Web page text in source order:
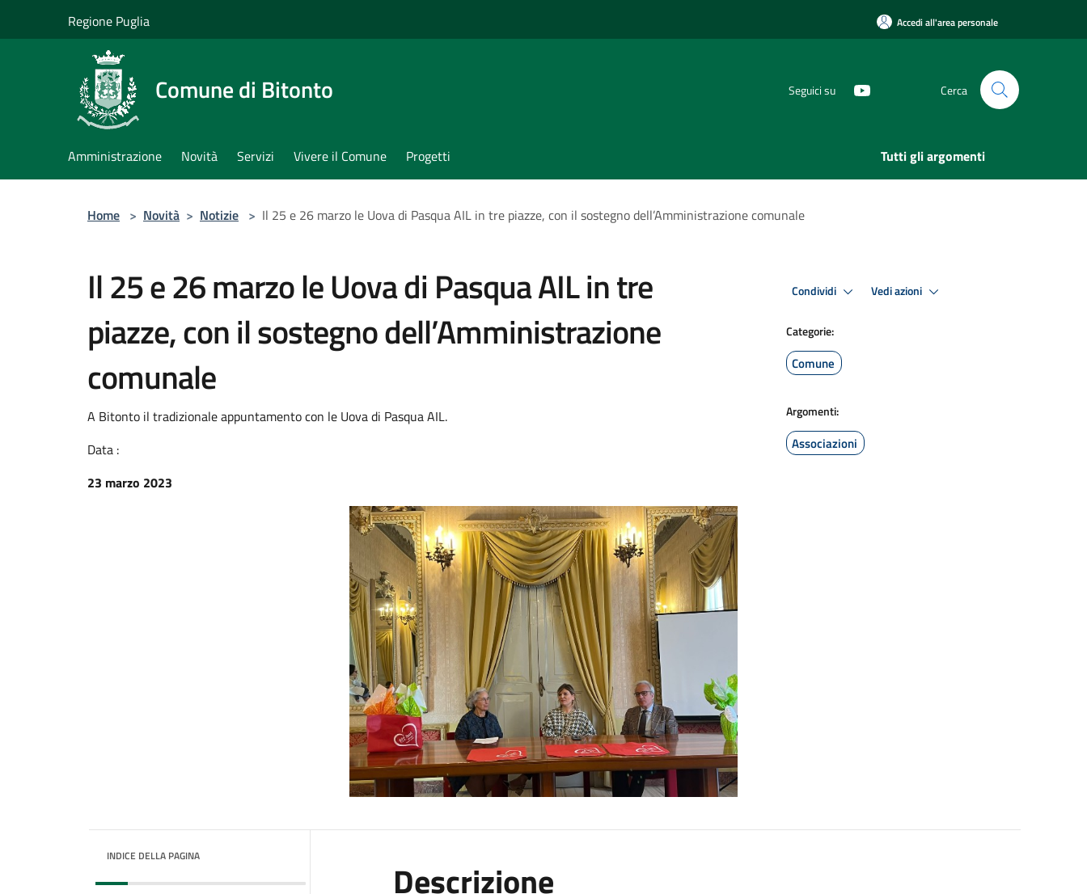
Regione Puglia Accedi all'area personale
Comune di Bitonto Seguici su Cerca
Amministrazione Novità Servizi Vivere il Comune Progetti Tutti gli argomenti
Home > Novità > Notizie > Il 25 e 26 marzo le Uova di Pasqua AIL in tre piazze, con il sostegno dell’Amministrazione comunale
Il 25 e 26 marzo le Uova di Pasqua AIL in tre
piazze, con il sostegno dell’Amministrazione
comunale
A Bitonto il tradizionale appuntamento con le Uova di Pasqua AIL.
Data :
23 marzo 2023
Condividi Vedi azioni
Categorie:
Comune
Argomenti:
Associazioni
INDICE DELLA PAGINA
Descrizione